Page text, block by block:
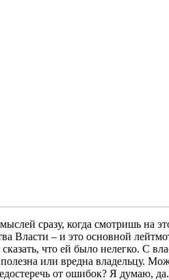
сразу, когда смотришь на
Власти – и это основной
что ей было нелегко. С
полезна или вредна владельцу.
от ошибок? Я думаю, да.